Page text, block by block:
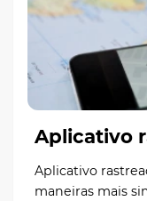
Aplicativo
Aplicativo
maneiras mais